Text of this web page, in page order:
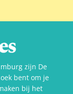
zijn De
bent om je
bij het